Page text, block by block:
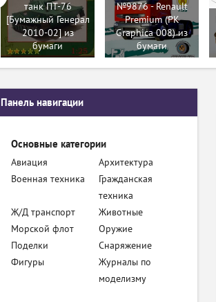
танк ПТ-76
[Бумажный Генерал
2010-02] из
бумаги
№9876 - Renault
Premium (PK
Graphica 008) из
бумаги
Панель навигации
Основные категории
Авиация
Архитектура
Военная техника
Гражданская
техника
Ж/Д транспорт
Животные
Морской флот
Оружие
Поделки
Снаряжение
Фигуры
Журналы по
моделизму